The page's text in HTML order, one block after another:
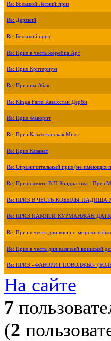
Re: Большой Летний приз
Re: Дерзкий
Re: Большой приз
Re: Приз в честь жеребца Арт
Re: Приз Критериум
Re: Приз им.Абая
Re: Kinga Farm Казахстан Дерби
Re: Приз Фаворит
Re: Приз Казахстанская Миля
Re: Приз Казанат
Re: Ограничительный приз (не имеющих
Re: Приз памяти В.П.Кондратова - Приз
Re: ПРИЗ В ЧЕСТЬ КОБЫЛЫ
Re: ПРИЗ ПАМЯТИ КУРМАНЖАН
Re: Приз в честь дня военно-морского
Re: Приз в честь дня казачьей воинской
Re: ПРИЗ «ФАВОРИТ ПОВОЛЖЬЯ»
На сайте
7
(2